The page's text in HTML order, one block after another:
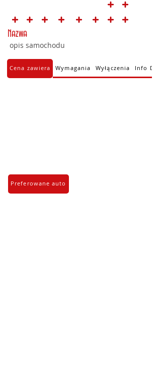
Nazwa
opis samochodu
Cena zawiera Wymagania Wyłączenia Info
Preferowane auto